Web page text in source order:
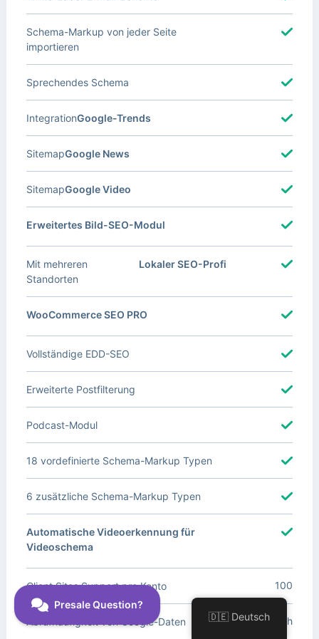
Schema-Markup von jeder Seite
importieren
Sprechendes Schema
Google-Trends
Integration
Google News
Sitemap
Google Video
Sitemap
Erweitertes Bild-SEO-Modul
Lokaler SEO-Profi
Mit mehreren
Standorten
WooCommerce SEO PRO
Vollständige EDD-SEO
Erweiterte Postfilterung
Podcast-Modul
18 vordefinierte Schema-Markup Typen
6 zusätzliche Schema-Markup Typen
Automatische Videoerkennung für
Videoschema
Client Sites Support pro Konto 100
Abrufhäufigkeit von Google-Daten Täglich
🇩🇪 Deutsch